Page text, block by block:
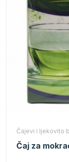
Čajevi i ljekovito
Čaj za